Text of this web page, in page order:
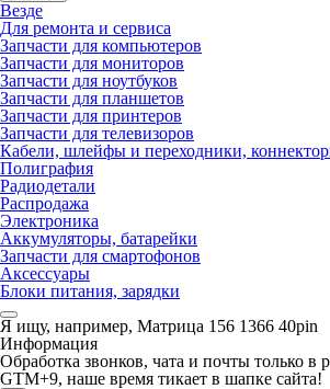
Везде
Для ремонта и сервиса
Запчасти для компьютеров
Запчасти для мониторов
Запчасти для ноутбуков
Запчасти для планшетов
Запчасти для принтеров
Запчасти для телевизоров
Кабели, шлейфы и переходники,
Полиграфия
Радиодетали
Распродажа
Электроника
Аккумуляторы, батарейки
Запчасти для смартофонов
Аксессуары
Блоки питания, зарядки
Я ищу, например, Матрица 156 1366 40pin
Информация
Обработка звонков, чата и почты только в
GTM+9, наше время тикает в шапке сайта!